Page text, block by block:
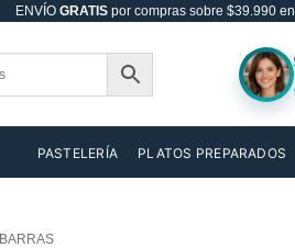
ENVÍO GRATISpor compras sobre $39.990 en
PASTELERÍA PLATOS PREPARADOS
BARRAS